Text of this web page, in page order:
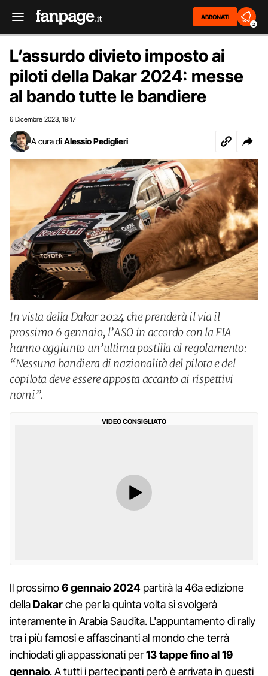
ABBONATI
2
L’assurdo divieto imposto ai
piloti della Dakar 2024: messe
al bando tutte le bandiere
6 Dicembre 2023 19:17
A cura di Alessio Pediglieri
In vista della Dakar 2024 che prenderà il via il
prossimo 6 gennaio, l’ASO in accordo con la FIA
hanno aggiunto un’ultima postilla al regolamento:
“Nessuna bandiera di nazionalità del pilota e del
copilota deve essere apposta accanto ai rispettivi
nomi”.
VIDEO CONSIGLIATO
Il prossimo6 gennaio 2024 partirà la 46a edizione
dellaDakarche per la quinta volta si svolgerà
interamente in Arabia Saudita. L'appuntamento di rally
tra i più famosi e affascinanti al mondo che terrà
inchiodati gli appassionati per13 tappe fino al 19
gennaio. A tutti i partecipanti però è arrivata in questi